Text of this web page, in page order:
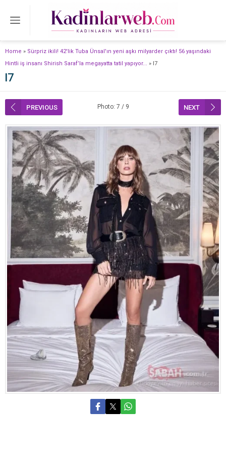
Home » Sürpriz ikili! 42'lik Tuba Ünsal'ın yeni aşkı milyarder çıktı! 56 yaşındaki
Hintli iş insanı Shirish Saraf’la megayatta tatil yapıyor... » l7
l7
PREVIOUS Photo: 7 / 9 NEXT